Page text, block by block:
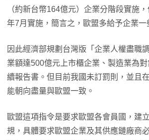
（約新台幣164億元）企業分階段實施
年7月實施，簡言之，歐盟多給予企業一
因此經濟部規劃台灣版「企業人權盡職
業額達500億元上市櫃企業、製造業為
續報告書。但目前我國未訂罰則，並且
能朝向盡量與歐盟一致。
歐盟這項指令是要求歐盟各會員國，建
規，具體要求歐盟企業及其供應鏈廠商